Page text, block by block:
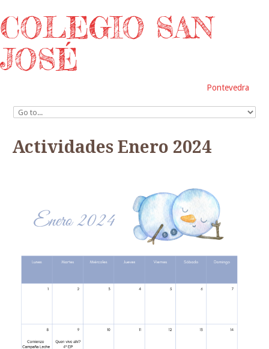
COLEGIO SAN
JOSÉ
Pontevedra
Actividades Enero 2024